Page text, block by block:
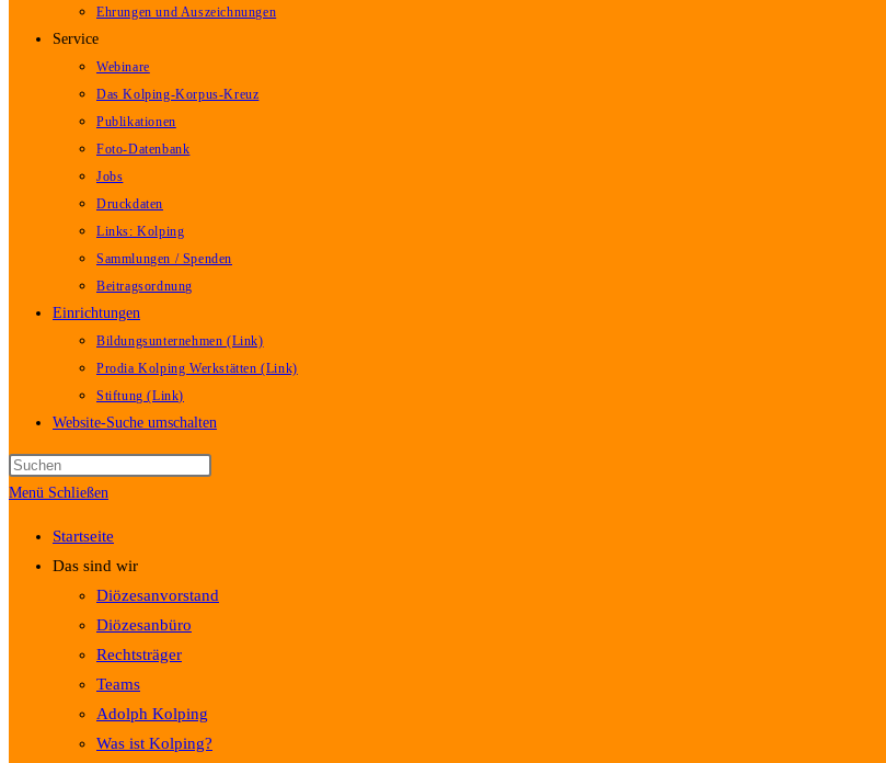
Ehrungen und Auszeichnungen
Service
Webinare
Das Kolping-Korpus-Kreuz
Publikationen
Foto-Datenbank
Jobs
Druckdaten
Links: Kolping
Sammlungen / Spenden
Beitragsordnung
Einrichtungen
Bildungsunternehmen (Link)
Prodia Kolping Werkstätten (Link)
Stiftung (Link)
Website-Suche umschalten
Menü Schließen
Startseite
Das sind wir
Diözesanvorstand
Diözesanbüro
Rechtsträger
Teams
Adolph Kolping
Was ist Kolping?